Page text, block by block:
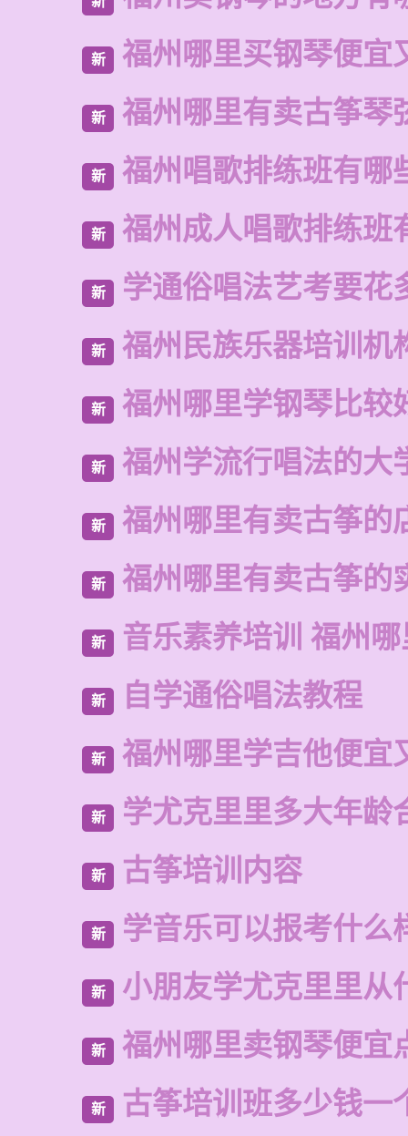
新 福州哪里买钢琴便宜
新 福州哪里有卖古筝琴
新 福州唱歌排练班有哪
新 福州成人唱歌排练班
新 学通俗唱法艺考要花
新 福州民族乐器培训机
新 福州哪里学钢琴比较
新 福州学流行唱法的大
新 福州哪里有卖古筝的
新 福州哪里有卖古筝的
新 音乐素养培训 福州
新 自学通俗唱法教程
新 福州哪里学吉他便宜
新 学尤克里里多大年龄
新 古筝培训内容
新 学音乐可以报考什么
新 小朋友学尤克里里从
新 福州哪里卖钢琴便宜
新 古筝培训班多少钱一